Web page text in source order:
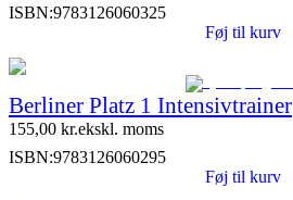
ISBN:9783126060325
Føj til kurv
Berliner Platz 1 Intensivtrainer
155,00 kr.ekskl. moms
ISBN:9783126060295
Føj til kurv